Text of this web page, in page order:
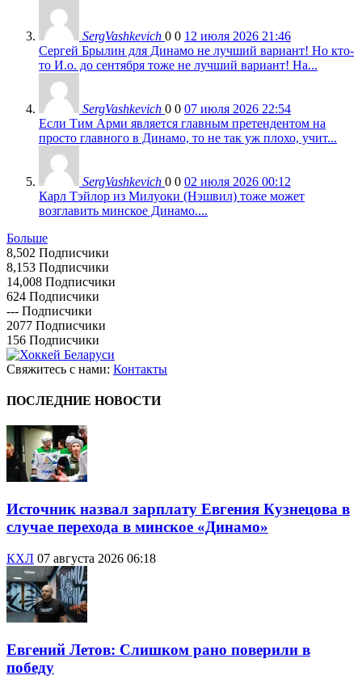
SergVashkevich 0 0 12 июля 2026 21:46
Сергей Брылин для Динамо не лучший вариант! Но кто-
то И.о. до сентября тоже не лучший вариант! На...
SergVashkevich 0 0 07 июля 2026 22:54
Если Тим Арми является главным претендентом на
просто главного в Динамо, то не так уж плохо, учит...
SergVashkevich 0 0 02 июля 2026 00:12
Карл Тэйлор из Милуоки (Нэшвил) тоже может
возглавить минское Динамо....
Больше
8,502 Подписчики
8,153 Подписчики
14,008 Подписчики
624 Подписчики
--- Подписчики
2077 Подписчики
156 Подписчики
Свяжитесь с нами: Контакты
ПОСЛЕДНИЕ НОВОСТИ
Источник назвал зарплату Евгения Кузнецова в
случае перехода в минское «Динамо»
КХЛ 07 августа 2026 06:18
Евгений Летов: Слишком рано поверили в
победу